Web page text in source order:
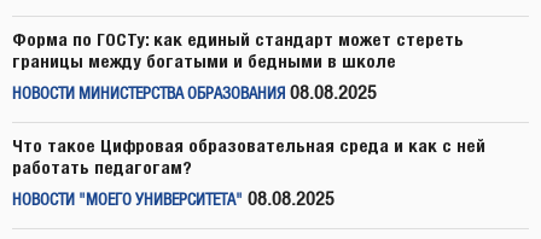
Форма по ГОСТу: как единый стандарт может стереть
границы между богатыми и бедными в школе
НОВОСТИ МИНИСТЕРСТВА ОБРАЗОВАНИЯ 08.08.2025
Что такое Цифровая образовательная среда и как с ней
работать педагогам?
НОВОСТИ "МОЕГО УНИВЕРСИТЕТА" 08.08.2025